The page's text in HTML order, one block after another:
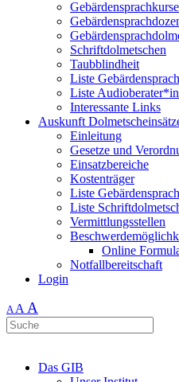
Gebärdensprachkurse
Schriftdolmetschen
Taubblindheit
Liste
Liste
Interessante Links
Auskunft
Einleitung
Gesetze und
Einsatzbereiche
Kostenträger
Liste
Liste
Vermittlungsstellen
Online
Notfallbereitschaft
Login
AA A
Das GIB